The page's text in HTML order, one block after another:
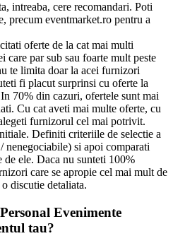
intreaba, cere recomandari. Poti
precum eventmarket.ro pentru a
oferte de la cat mai multi
care par sub sau foarte mult peste
te limita doar la acei furnizori
fi placut surprinsi cu oferte la
70% din cazuri, ofertele sunt mai
Cu cat aveti mai multe oferte, cu
furnizorul cel mai potrivit.
Definiti criteriile de selectie a
si apoi comparati
ele. Daca nu sunteti 100%
care se apropie cel mai mult de
discutie detaliata.
Evenimente
tau?